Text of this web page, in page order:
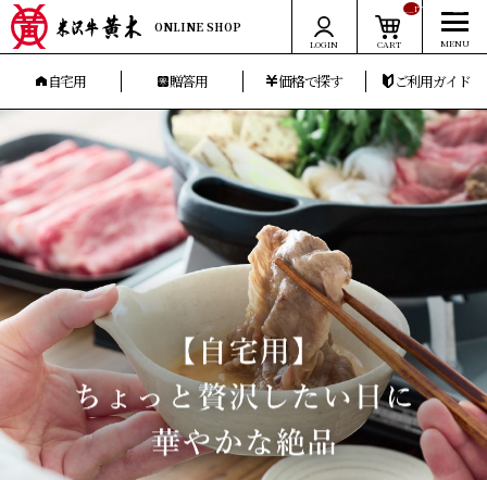
ONLINE SHOP
LOGIN CART
__ITM_CNT__
自宅用 贈答用 価格で探す ご利用ガイド